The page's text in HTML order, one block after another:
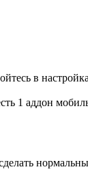
в
1 аддон